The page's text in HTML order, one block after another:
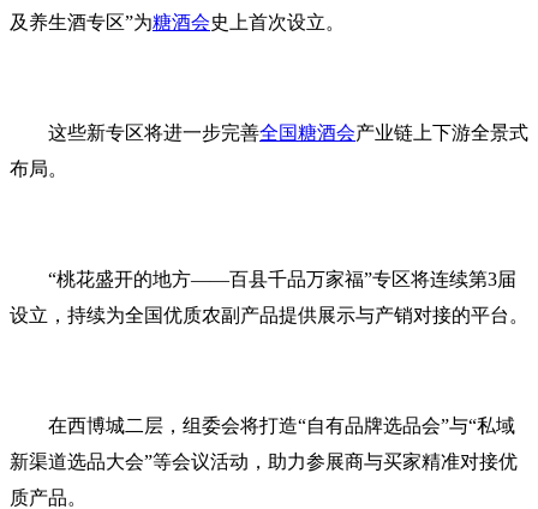
及养生酒专区”为糖酒会史上首次设立。
这些新专区将进一步完善全国糖酒会产业链上下游全景式
布局。
“桃花盛开的地方——百县千品万家福”专区将连续第3届
设立，持续为全国优质农副产品提供展示与产销对接的平台。
在西博城二层，组委会将打造“自有品牌选品会”与“私域
新渠道选品大会”等会议活动，助力参展商与买家精准对接优
质产品。